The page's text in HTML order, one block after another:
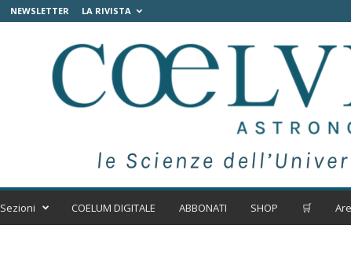
NEWSLETTER LA RIVISTA
Sezioni COELUM DIGITALE ABBONATI SHOP 🛒